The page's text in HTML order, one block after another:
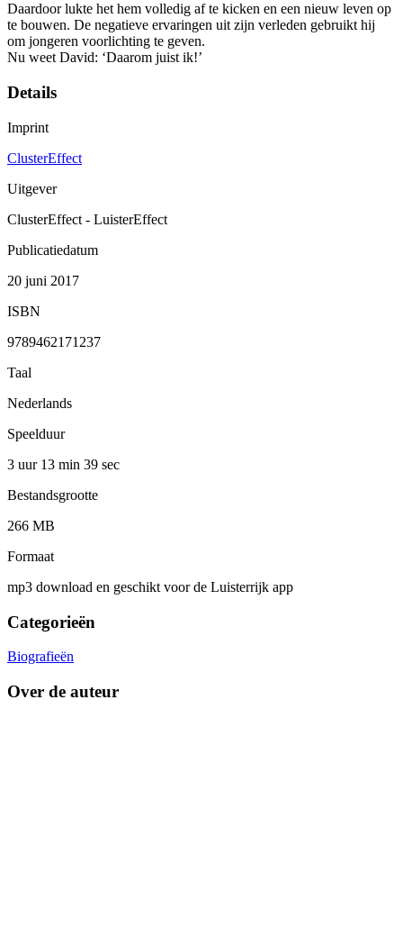
Daardoor lukte het hem volledig af te kicken en een nieuw leven op
te bouwen. De negatieve ervaringen uit zijn verleden gebruikt hij
om jongeren voorlichting te geven.
Nu weet David: ‘Daarom juist ik!’
Details
Imprint
ClusterEffect
Uitgever
ClusterEffect - LuisterEffect
Publicatiedatum
20 juni 2017
ISBN
9789462171237
Taal
Nederlands
Speelduur
3 uur 13 min 39 sec
Bestandsgrootte
266 MB
Formaat
mp3 download en geschikt voor de Luisterrijk app
Categorieën
Biografieën
Over de auteur